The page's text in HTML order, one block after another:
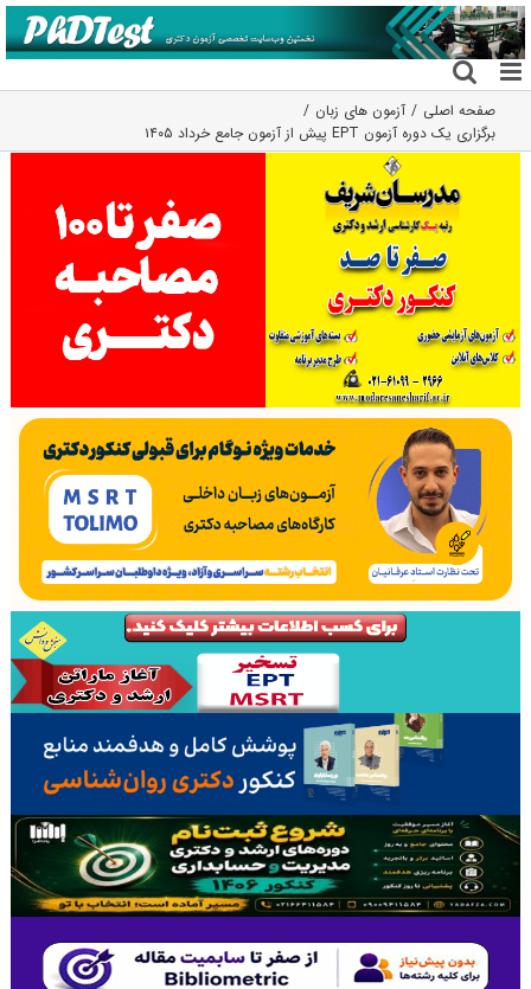
رفتن
به
محتوا
صفحه اصلی
آزمون های زبان
برگزاری یک دوره آزمون EPT پیش از آزمون جامع خرداد ۱۴۰۵